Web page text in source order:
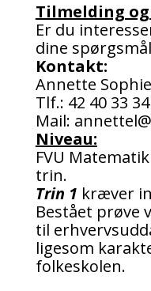
Tilmelding
Er du
dine
Kontakt:
Annette
Tlf.: 42 40 33 34
Mail:
Niveau:
FVU
trin.
Trin 1 kræver
Bestået prøve
til
ligesom
folkeskolen.